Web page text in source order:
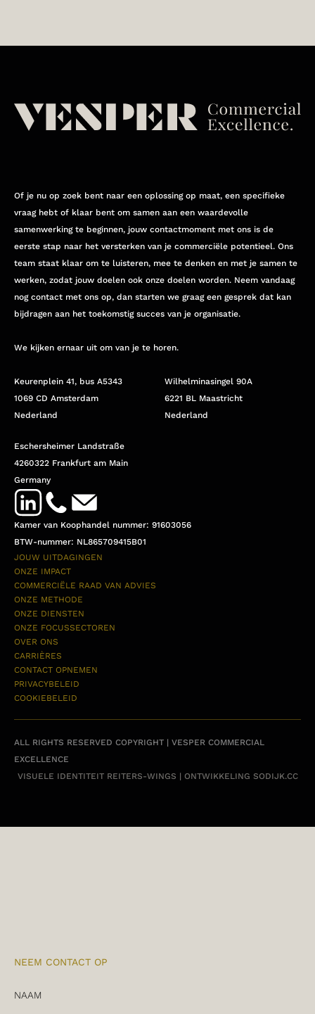
Of je nu op zoek bent naar een oplossing op maat, een specifieke
vraag hebt of klaar bent om samen aan een waardevolle
samenwerking te beginnen, jouw contactmoment met ons is de
eerste stap naar het versterken van je commerciële potentieel. Ons
team staat klaar om te luisteren, mee te denken en met je samen te
werken, zodat jouw doelen ook onze doelen worden. Neem vandaag
nog contact met ons op, dan starten we graag een gesprek dat kan
bijdragen aan het toekomstig succes van je organisatie.
We kijken ernaar uit om van je te horen.
Keurenplein 41, bus A5343
1069 CD Amsterdam
Nederland
Wilhelminasingel 90A
6221 BL Maastricht
Nederland
Eschersheimer Landstraße
4260322 Frankfurt am Main
Germany
Kamer van Koophandel nummer: 91603056
BTW-nummer: NL865709415B01
JOUW UITDAGINGEN
ONZE IMPACT
COMMERCIËLE RAAD VAN ADVIES
ONZE METHODE
ONZE DIENSTEN
ONZE FOCUSSECTOREN
OVER ONS
CARRIÈRES
CONTACT OPNEMEN
PRIVACYBELEID
COOKIEBELEID
ALL RIGHTS RESERVED COPYRIGHT | VESPER COMMERCIAL
EXCELLENCE
VISUELE IDENTITEIT REITERS-WINGS | ONTWIKKELING SODIJK.CC
NEEM CONTACT OP
NAAM